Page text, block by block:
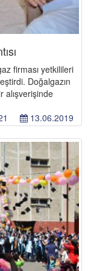
firması yetkilileri
Doğalgazın
alışverişinde
13.06.2019